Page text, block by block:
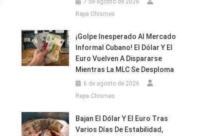
7 de agosto de 2026
Repa Chismes
¡Golpe Inesperado Al Mercado
Informal Cubano! El Dólar Y El
Euro Vuelven A Dispararse
Mientras La MLC Se Desploma
6 de agosto de 2026
Repa Chismes
Bajan El Dólar Y El Euro Tras
Varios Días De Estabilidad,